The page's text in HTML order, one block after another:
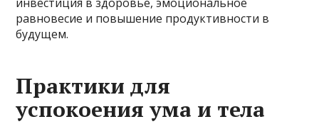
равновесие и повышение продуктивности в
будущем.
Практики для
успокоения ума и тела